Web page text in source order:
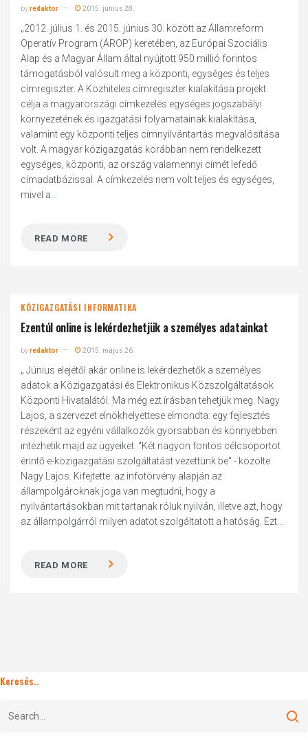
byredaktor 2015. június 28.
„2012. július 1. és 2015. június 30. között az Államreform
Operatív Program (ÁROP) keretében, az Európai Szociális
Alap és a Magyar Állam által nyújtott 950 millió forintos
támogatásból valósult meg a központi, egységes és teljes
címregiszter. A Közhiteles címregiszter kialakítása projekt
célja a magyarországi címkezelés egységes jogszabályi
környezetének és igazgatási folyamatainak kialakítása,
valamint egy központi teljes címnyilvántartás megvalósítása
volt. A magyar közigazgatás korábban nem rendelkezett
egységes, központi, az ország valamennyi címét lefedő
címadatbázissal. A címkezelés nem volt teljes és egységes,
mivel a...
READ MORE
KÖZIGAZGATÁSI INFORMATIKA
Ezentúl online is lekérdezhetjük a személyes adatainkat
byredaktor 2015. május 26.
„ Június elejétől akár online is lekérdezhetők a személyes
adatok a Közigazgatási és Elektronikus Közszolgáltatások
Központi Hivatalától. Ma még ezt írásban tehetjük meg. Nagy
Lajos, a szervezet elnökhelyettese elmondta: egy fejlesztés
részeként az egyéni vállalkozók gyorsabban és könnyebben
intézhetik majd az ügyeiket. "Két nagyon fontos célcsoportot
érintő e-közigazgatási szolgáltatást vezettünk be" - közölte
Nagy Lajos. Kifejtette: az infotörvény alapján az
állampolgároknak joga van megtudni, hogy a
nyilvántartásokban mit tartanak róluk nyilván, illetve azt, hogy
az állampolgárról milyen adatot szolgáltatott a hatóság. Ezt...
READ MORE
Keresés..